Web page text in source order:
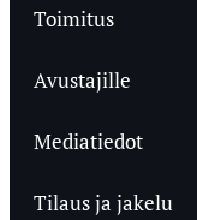
Toimitus
Avustajille
Mediatiedot
Tilaus ja jakelu